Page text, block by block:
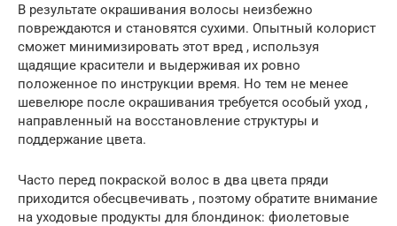
В результате окрашивания волосы неизбежно
повреждаются и становятся сухими. Опытный колорист
сможет минимизировать этот вред , используя
щадящие красители и выдерживая их ровно
положенное по инструкции время. Но тем не менее
шевелюре после окрашивания требуется особый уход ,
направленный на восстановление структуры и
поддержание цвета.
Часто перед покраской волос в два цвета пряди
приходится обесцвечивать , поэтому обратите внимание
на уходовые продукты для блондинок: фиолетовые